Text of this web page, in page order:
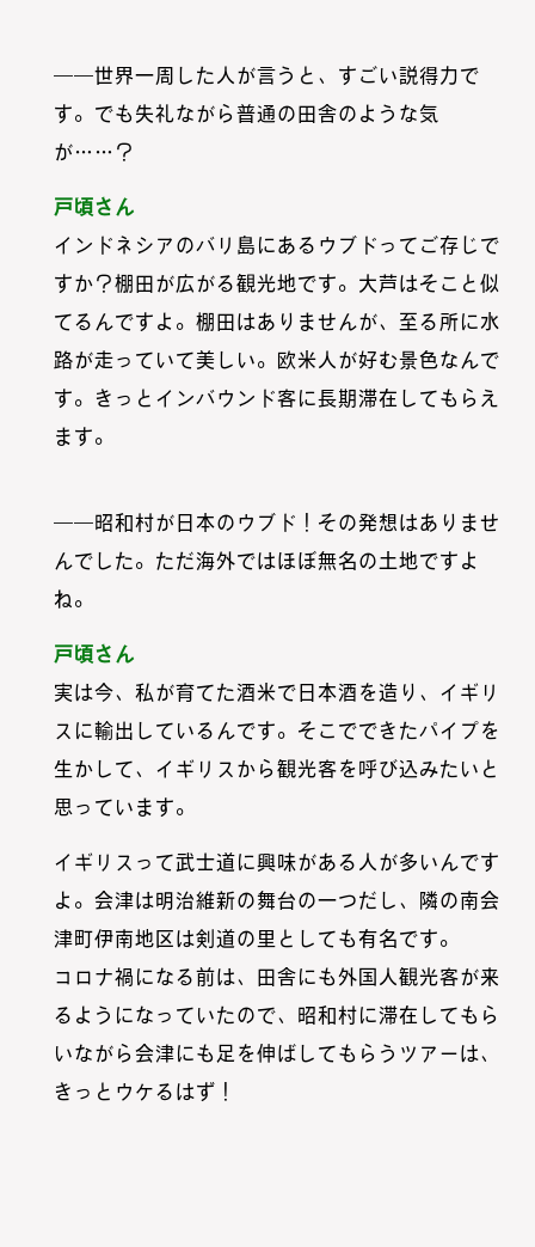
トップ
昭和村紹介
お隣さんの話
村暮らし・お手続き
ニュース
お問合わせ
――世界一周した人が言うと、すごい説得力で
す。でも失礼ながら普通の田舎のような気
が……？
戸頃さん
インドネシアのバリ島にあるウブドってご存じで
すか？棚田が広がる観光地です。大芦はそこと似
てるんですよ。棚田はありませんが、至る所に水
路が走っていて美しい。欧米人が好む景色なんで
す。きっとインバウンド客に長期滞在してもらえ
ます。
――昭和村が日本のウブド！その発想はありませ
んでした。ただ海外ではほぼ無名の土地ですよ
ね。
戸頃さん
実は今、私が育てた酒米で日本酒を造り、イギリ
スに輸出しているんです。そこでできたパイプを
生かして、イギリスから観光客を呼び込みたいと
思っています。
イギリスって武士道に興味がある人が多いんです
よ。会津は明治維新の舞台の一つだし、隣の南会
津町伊南地区は剣道の里としても有名です。
コロナ禍になる前は、田舎にも外国人観光客が来
るようになっていたので、昭和村に滞在してもら
いながら会津にも足を伸ばしてもらうツアーは、
きっとウケるはず！